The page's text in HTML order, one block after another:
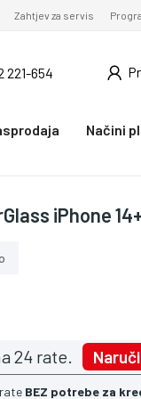
Zahtjev za servis
221-654
Načini
iPhone
24 rate.
BEZ potrebe za